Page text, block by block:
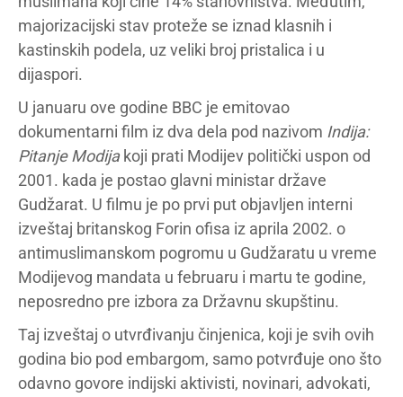
majorizacijski stav proteže se iznad klasnih i
kastinskih podela, uz veliki broj pristalica i u
dijaspori.
U januaru ove godine BBC je emitovao
dokumentarni film iz dva dela pod nazivom Indija:
Pitanje Modijakoji prati Modijev politički uspon od
2001. kada je postao glavni ministar države
Gudžarat. U filmu je po prvi put objavljen interni
izveštaj britanskog Forin ofisa iz aprila 2002. o
antimuslimanskom pogromu u Gudžaratu u vreme
Modijevog mandata u februaru i martu te godine,
neposredno pre izbora za Državnu skupštinu.
Taj izveštaj o utvrđivanju činjenica, koji je svih ovih
godina bio pod embargom, samo potvrđuje ono što
odavno govore indijski aktivisti, novinari, advokati,